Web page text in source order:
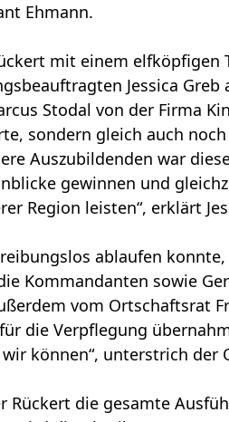
Ehmann.
mit einem elfköpfigen
Jessica
Stodal von der Firma
sondern gleich auch
Auszubildenden war
gewinnen und
Region leisten“, erklärt
ablaufen
Kommandanten sowie
vom Ortschaftsrat
die Verpflegung
können“, unterstrich der
Rückert die gesamte